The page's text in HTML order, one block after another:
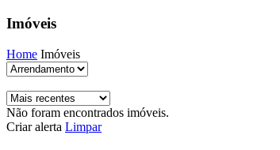
Imóveis
Home Imóveis
Não foram encontrados imóveis.
Criar alerta Limpar